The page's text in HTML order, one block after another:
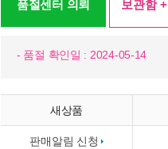
품절센터 의뢰 보관함 +
- 품절 확인일 : 2024-05-14
새상품
판매알림 신청